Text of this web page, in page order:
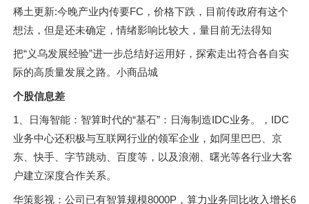
稀土更新:今晚产业内传要FC，价格下跌，目前传政府有这个
想法，但是还未确定，情绪影响比较大，量目前无法得知
把“义乌发展经验”进一步总结好运用好，探索走出符合各自实
际的高质量发展之路。小商品城
个股信息差
1、日海智能：智算时代的“基石”：日海制造IDC业务。，IDC
业务中心还积极与互联网行业的领军企业，如阿里巴巴、京
东、快手、字节跳动、百度等，以及浪潮、曙光等各行业大客
户建立深度合作关系。
华策影视：公司已有智算规模8000P，算力业务同比收入增长6